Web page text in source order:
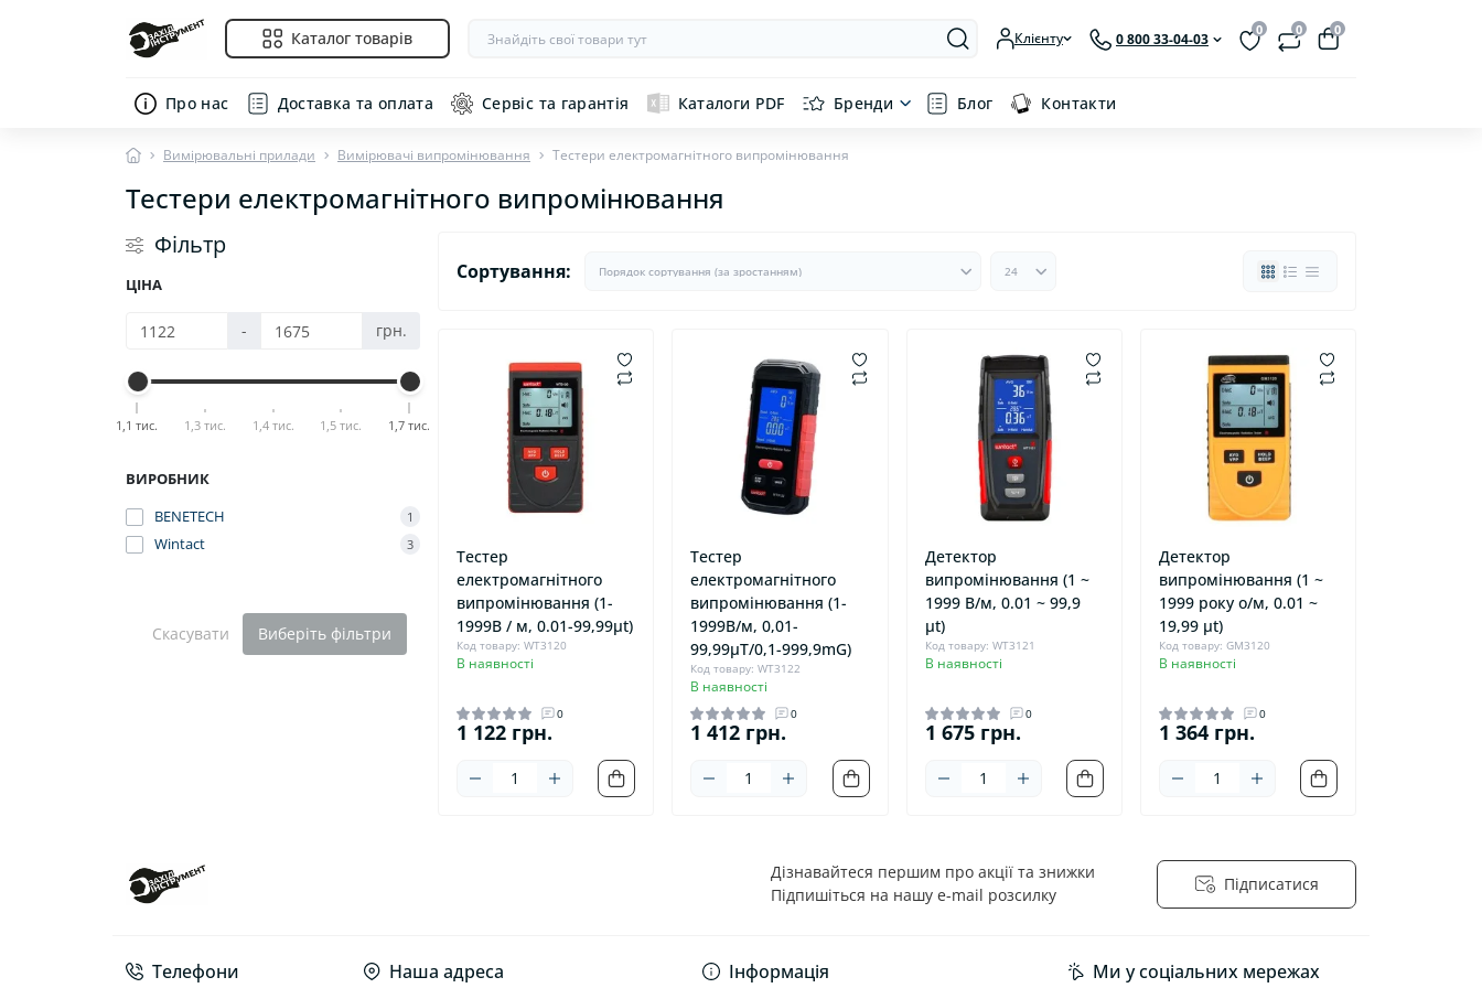
Каталог товарів Клієнту 0 800 33-04-03
0 0 0
Про нас Доставка та оплата Сервіс та гарантія Каталоги PDF Бренди Блог Контакти
Вимірювальні прилади Вимірювачі випромінювання Тестери електромагнітного випромінювання
Тестери електромагнітного випромінювання
Фільтр
ЦІНА
- грн.
1,1 тис. 1,3 тис. 1,4 тис. 1,5 тис. 1,7 тис.
ВИРОБНИК
BENETECH
1
Wintact 3
Скасувати Виберіть фільтри
Сортування:
Тестер
електромагнітного
випромінювання (1-
1999В / м, 0.01-99,99μt)
Код товару: WT3120
В наявності
0
1 122 грн.
Тестер
електромагнітного
випромінювання (1-
1999В/м, 0,01-
99,99μT/0,1-999,9mG)
Код товару: WT3122
В наявності
0
1 412 грн.
Детектор
випромінювання (1 ~
1999 В/м, 0.01 ~ 99,9
μt)
Код товару: WT3121
В наявності
0
1 675 грн.
Детектор
випромінювання (1 ~
1999 року о/м, 0.01 ~
19,99 μt)
Код товару: GM3120
В наявності
0
1 364 грн.
Дізнавайтеся першим про акції та знижки
Підпишіться на нашу e-mail розсилку
Підписатися
Телефони Наша адреса Інформація Ми у соціальних мережах